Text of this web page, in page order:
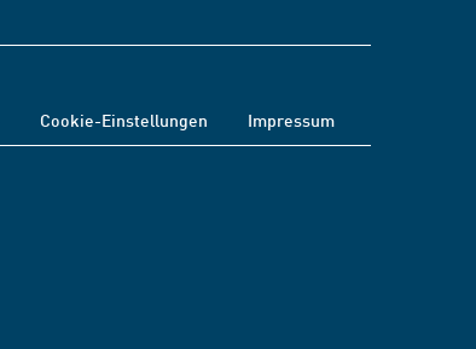
Cookie-Einstellungen Impressum